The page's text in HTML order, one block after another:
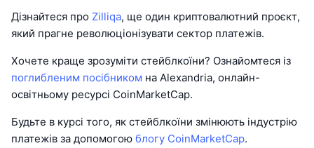
Дізнайтеся про Zilliqa, ще один криптовалютний проєкт,
який прагне революціонізувати сектор платежів.
Хочете краще зрозуміти стейблкоїни? Ознайомтеся із
поглибленим посібником на Alexandria, онлайн-
освітньому ресурсі CoinMarketCap.
Будьте в курсі того, як стейблкоїни змінюють індустрію
платежів за допомогою блогу CoinMarketCap.